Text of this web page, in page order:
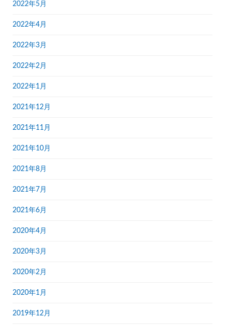
2022年5月
2022年4月
2022年3月
2022年2月
2022年1月
2021年12月
2021年11月
2021年10月
2021年8月
2021年7月
2021年6月
2020年4月
2020年3月
2020年2月
2020年1月
2019年12月